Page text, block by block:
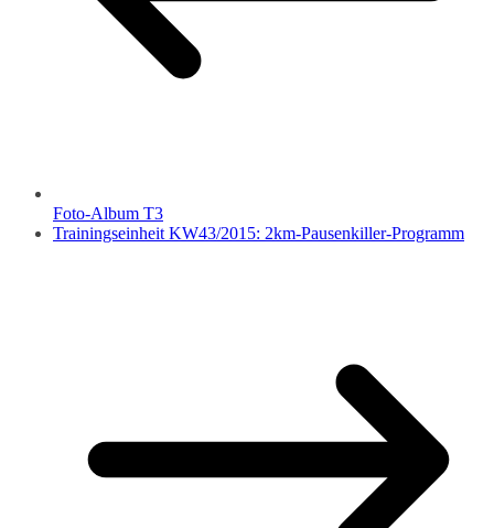
Foto-Album T3
Trainingseinheit KW43/2015: 2km-Pausenkiller-Programm